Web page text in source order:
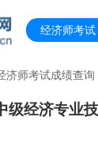
经济师考试
济师考试成绩查询
级经济专业